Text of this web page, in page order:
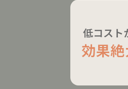
低コスト
効果